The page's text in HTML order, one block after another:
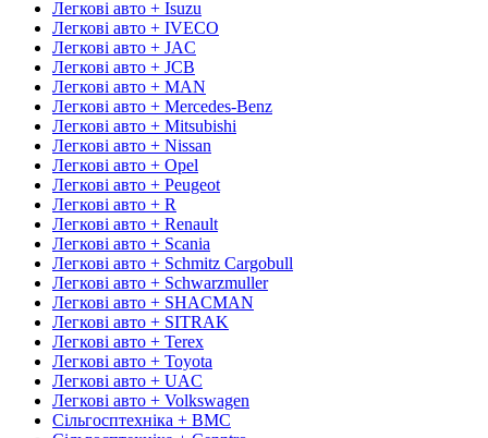
Легкові авто + Isuzu
Легкові авто + IVECO
Легкові авто + JAC
Легкові авто + JCB
Легкові авто + MAN
Легкові авто + Mercedes-Benz
Легкові авто + Mitsubishi
Легкові авто + Nissan
Легкові авто + Opel
Легкові авто + Peugeot
Легкові авто + R
Легкові авто + Renault
Легкові авто + Scania
Легкові авто + Schmitz Cargobull
Легкові авто + Schwarzmuller
Легкові авто + SHACMAN
Легкові авто + SITRAK
Легкові авто + Terex
Легкові авто + Toyota
Легкові авто + UAC
Легкові авто + Volkswagen
Сільгосптехніка + BMC